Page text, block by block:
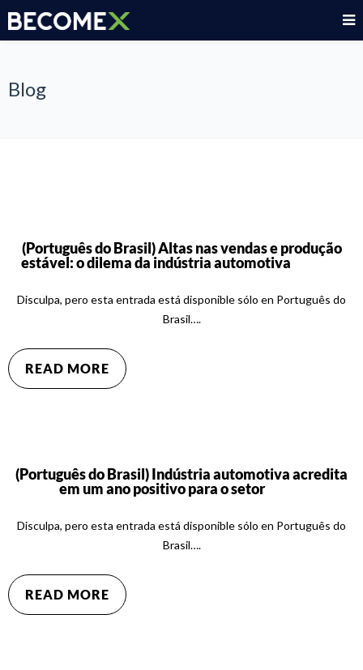
Blog
(Português do Brasil) Altas nas vendas e produção
estável: o dilema da indústria automotiva
Disculpa, pero esta entrada está disponible sólo en Português do
Brasil….
READ MORE
(Português do Brasil) Indústria automotiva acredita
em um ano positivo para o setor
Disculpa, pero esta entrada está disponible sólo en Português do
Brasil….
READ MORE